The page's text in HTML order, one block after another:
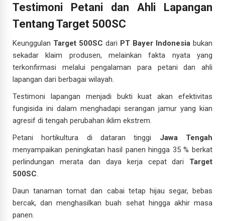
Testimoni Petani dan Ahli Lapangan
Tentang Target 500SC
Keunggulan Target 500SC dari PT Bayer Indonesia bukan
sekadar klaim produsen, melainkan fakta nyata yang
terkonfirmasi melalui pengalaman para petani dan ahli
lapangan dari berbagai wilayah.
Testimoni lapangan menjadi bukti kuat akan efektivitas
fungisida ini dalam menghadapi serangan jamur yang kian
agresif di tengah perubahan iklim ekstrem.
Petani hortikultura di dataran tinggi Jawa Tengah
menyampaikan peningkatan hasil panen hingga 35 % berkat
perlindungan merata dan daya kerja cepat dari Target
500SC.
Daun tanaman tomat dan cabai tetap hijau segar, bebas
bercak, dan menghasilkan buah sehat hingga akhir masa
panen.